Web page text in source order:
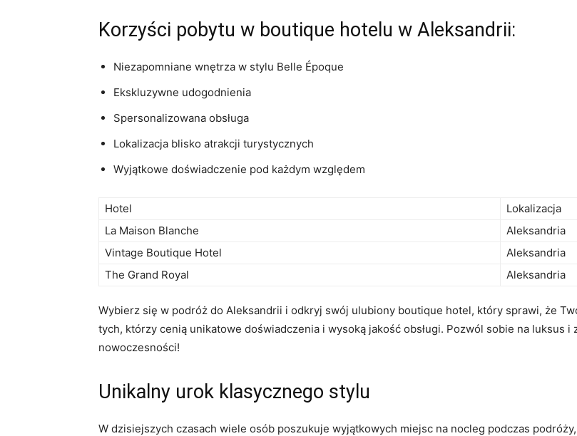
Korzyści pobytu w boutique​ hotelu w Aleksandrii:
Niezapomniane​ wnętrza w stylu Belle Époque
Ekskluzywne udogodnienia
Spersonalizowana ⁢obsługa
Lokalizacja blisko atrakcji turystycznych
Wyjątkowe doświadczenie pod każdym względem
Hotel Lokalizacja
La Maison Blanche
Aleksandria
Vintage Boutique Hotel
Aleksandria
The Grand Royal
Aleksandria
Wybierz się ⁤w podróż do Aleksandrii i odkryj ⁣swój ulubiony boutique hotel, który sprawi, że
tych, którzy cenią unikatowe doświadczenia​ i wysoką jakość obsługi. Pozwól sobie na luksus
⁣nowoczesności!
Unikalny urok klasycznego‍ stylu
W dzisiejszych czasach wiele osób poszukuje wyjątkowych miejsc na nocleg‌ podczas‌